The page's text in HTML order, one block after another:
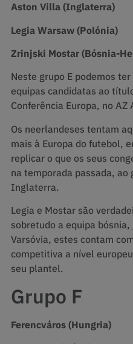
Aston Villa (Inglaterra)
Legia Warsaw (Polónia)
Zrinjski Mostar (Bósnia-
Neste grupo E podemos
equipas candidatas ao
Conferência Europa, no
Os neerlandeses tentam
mais à Europa do futebol,
replicar o que os seus
na temporada passada,
Inglaterra.
Legia e Mostar são
sobretudo a equipa
Varsóvia, estes contam
competitiva a nível
seu plantel.
Grupo F
Ferencváros (Hungria)